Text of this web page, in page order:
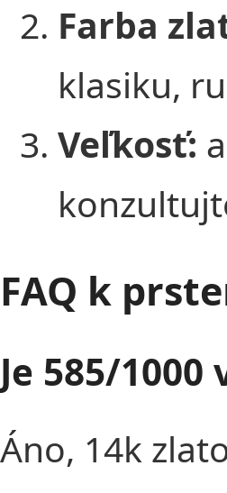
Farba
klasiku,
Veľkosť:
FAQ k
Je 585/
Áno, 14k